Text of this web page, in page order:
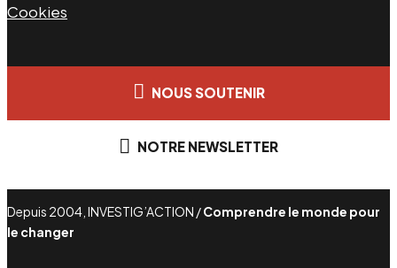
Cookies
NOUS SOUTENIR
NOTRE NEWSLETTER
Depuis 2004, INVESTIG’ACTION /Comprendre le monde pour
le changer